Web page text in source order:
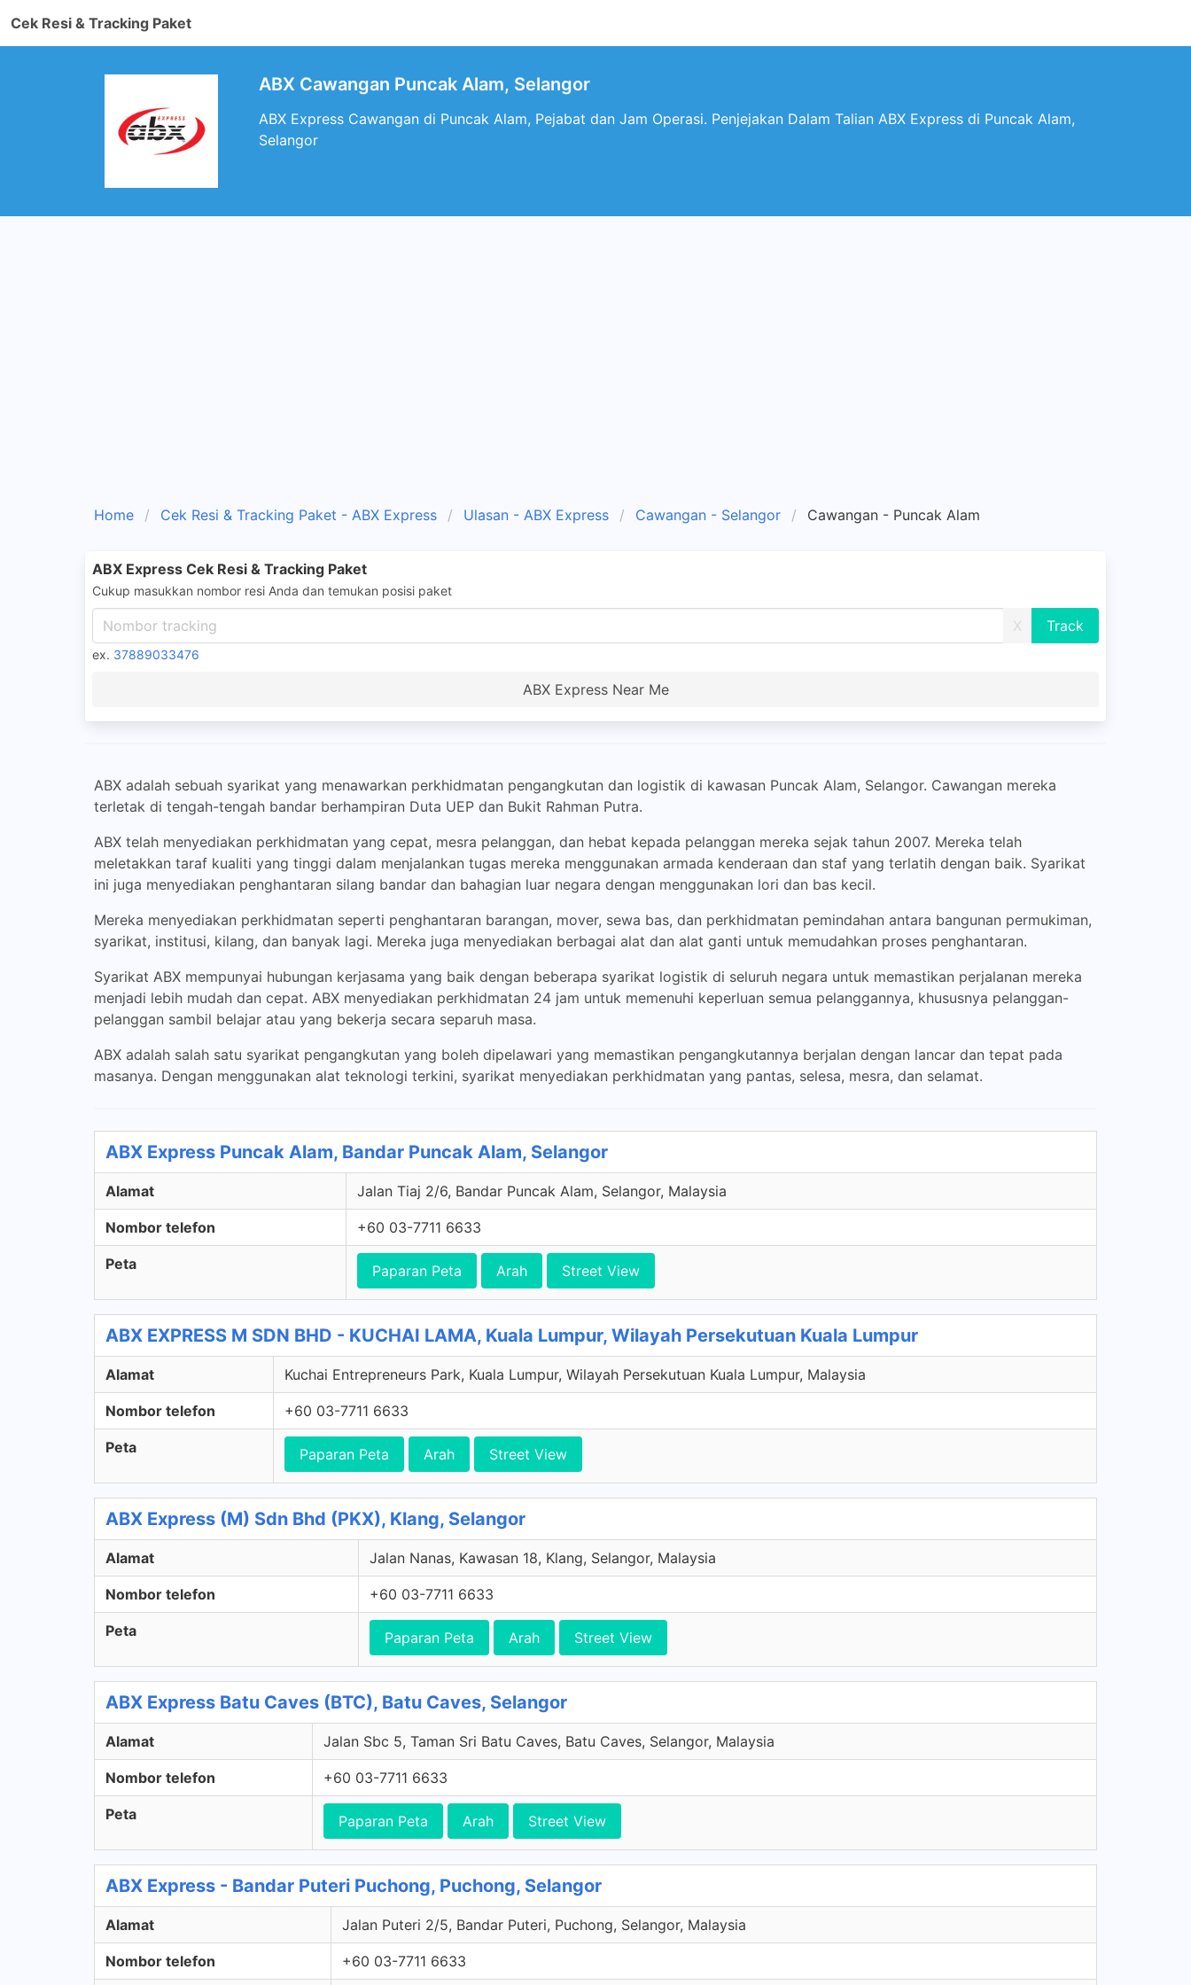
Cek Resi & Tracking Paket
ABX Cawangan Puncak Alam, Selangor
ABX Express Cawangan di Puncak Alam, Pejabat dan Jam Operasi. Penjejakan Dalam Talian ABX Express di Puncak Alam,
Selangor
Home Cek Resi & Tracking Paket - ABX Express Ulasan - ABX Express Cawangan - Selangor Cawangan - Puncak Alam
ABX Express Cek Resi & Tracking Paket
Cukup masukkan nombor resi Anda dan temukan posisi paket
X
ex. 37889033476
ABX Express Near Me
ABX adalah sebuah syarikat yang menawarkan perkhidmatan pengangkutan dan logistik di kawasan Puncak Alam, Selangor. Cawangan mereka
terletak di tengah-tengah bandar berhampiran Duta UEP dan Bukit Rahman Putra.
ABX telah menyediakan perkhidmatan yang cepat, mesra pelanggan, dan hebat kepada pelanggan mereka sejak tahun 2007. Mereka telah
meletakkan taraf kualiti yang tinggi dalam menjalankan tugas mereka menggunakan armada kenderaan dan staf yang terlatih dengan baik. Syarikat
ini juga menyediakan penghantaran silang bandar dan bahagian luar negara dengan menggunakan lori dan bas kecil.
Mereka menyediakan perkhidmatan seperti penghantaran barangan, mover, sewa bas, dan perkhidmatan pemindahan antara bangunan permukiman,
syarikat, institusi, kilang, dan banyak lagi. Mereka juga menyediakan berbagai alat dan alat ganti untuk memudahkan proses penghantaran.
Syarikat ABX mempunyai hubungan kerjasama yang baik dengan beberapa syarikat logistik di seluruh negara untuk memastikan perjalanan mereka
menjadi lebih mudah dan cepat. ABX menyediakan perkhidmatan 24 jam untuk memenuhi keperluan semua pelanggannya, khususnya pelanggan-
pelanggan sambil belajar atau yang bekerja secara separuh masa.
ABX adalah salah satu syarikat pengangkutan yang boleh dipelawari yang memastikan pengangkutannya berjalan dengan lancar dan tepat pada
masanya. Dengan menggunakan alat teknologi terkini, syarikat menyediakan perkhidmatan yang pantas, selesa, mesra, dan selamat.
ABX Express Puncak Alam, Bandar Puncak Alam, Selangor
Alamat Jalan Tiaj 2/6, Bandar Puncak Alam, Selangor, Malaysia
Nombor telefon +60 03-7711 6633
Peta Paparan Peta Arah Street View
ABX EXPRESS M SDN BHD - KUCHAI LAMA, Kuala Lumpur, Wilayah Persekutuan Kuala Lumpur
Alamat Kuchai Entrepreneurs Park, Kuala Lumpur, Wilayah Persekutuan Kuala Lumpur, Malaysia
Nombor telefon +60 03-7711 6633
Peta Paparan Peta Arah Street View
ABX Express (M) Sdn Bhd (PKX), Klang, Selangor
Alamat Jalan Nanas, Kawasan 18, Klang, Selangor, Malaysia
Nombor telefon +60 03-7711 6633
Peta Paparan Peta Arah Street View
ABX Express Batu Caves (BTC), Batu Caves, Selangor
Alamat Jalan Sbc 5, Taman Sri Batu Caves, Batu Caves, Selangor, Malaysia
Nombor telefon +60 03-7711 6633
Peta Paparan Peta Arah Street View
ABX Express - Bandar Puteri Puchong, Puchong, Selangor
Alamat Jalan Puteri 2/5, Bandar Puteri, Puchong, Selangor, Malaysia
Nombor telefon +60 03-7711 6633